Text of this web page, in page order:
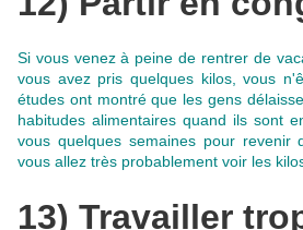
Si vous venez à peine de rentrer de
vous avez pris quelques kilos, vous
études ont montré que les gens
habitudes alimentaires quand ils sont
vous quelques semaines pour revenir
vous allez très probablement voir les
13) Travailler